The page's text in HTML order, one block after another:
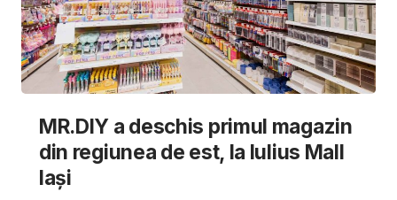
MR.DIY a deschis primul magazin
din regiunea de est, la Iulius Mall
Iași